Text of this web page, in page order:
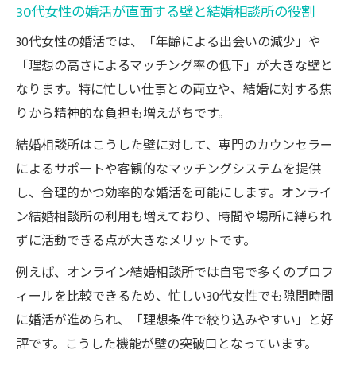
オンライン結婚相談所で失敗しない30代婚
活術
30代で結婚できる可能性を高める行動指針
結婚相談所で成功する30代の行動パターン
現実に即した婚活条件の見直し方と結婚相
談所活用
結婚相談所で成婚率を上げる30代の習慣と
は
オンライン結婚相談所で婚活を加速させる
方法
婚活で後悔しないための30代結婚相談所利
用術
市場価値の変化を知って婚活に生かす方法
結婚相談所で知る30代の市場価値の現実
30代女性の婚活が直面する壁と結婚相談所の役割
30代女性の婚活では、「年齢による出会いの減少」や
「理想の高さによるマッチング率の低下」が大きな壁と
なります。特に忙しい仕事との両立や、結婚に対する焦
りから精神的な負担も増えがちです。
結婚相談所はこうした壁に対して、専門のカウンセラー
によるサポートや客観的なマッチングシステムを提供
し、合理的かつ効率的な婚活を可能にします。オンライ
ン結婚相談所の利用も増えており、時間や場所に縛られ
ずに活動できる点が大きなメリットです。
例えば、オンライン結婚相談所では自宅で多くのプロフ
ィールを比較できるため、忙しい30代女性でも隙間時間
に婚活が進められ、「理想条件で絞り込みやすい」と好
評です。こうした機能が壁の突破口となっています。